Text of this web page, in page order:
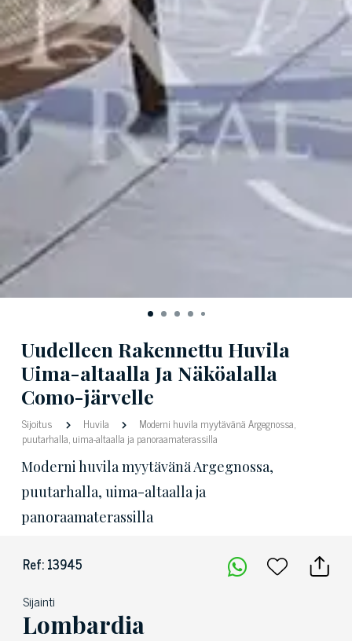
Uudelleen Rakennettu Huvila
Uima-altaalla Ja Näköalalla
Como-järvelle
Sijoitus Huvila
Moderni huvila myytävänä Argegnossa,
puutarhalla, uima-altaalla ja panoraamaterassilla
Moderni huvila myytävänä Argegnossa,
puutarhalla, uima-altaalla ja
panoraamaterassilla
Ref: 13945
Sijainti
Lombardia